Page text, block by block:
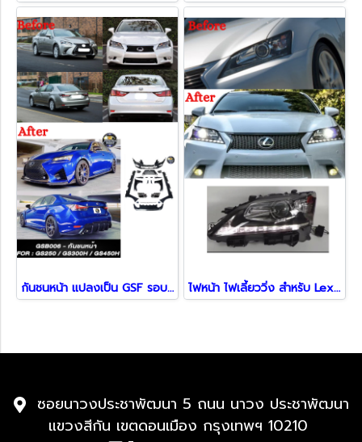
กันชนหน้า แปลงเป็น GSF รอบคัน พร้อมอุปกรณ์ครบชุด สำหรับ Lexus GS250 300H 450H ปี 2012 - 2021 ไฟหน้า ไฟเลี้ยววิ่ง สำหรับ Lexus GS250 300H 450H ปี 2012 - 2016
ซอยนาวงประชาพัฒนา 5 ถนน นาวง ประชาพัฒนา
แขวงสีกัน เขตดอนเมือง กรุงเทพฯ 10210